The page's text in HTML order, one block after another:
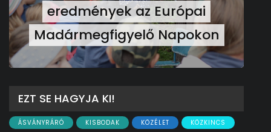
eredmények az Európai
Madármegfigyelő Napokon
EZT SE HAGYJA KI!
ÁSVÁNYRÁRÓ KISBODAK KÖZÉLET KÖZKINCS